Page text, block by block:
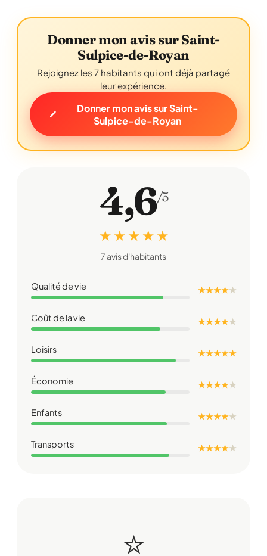
Donner mon avis sur Saint-
Sulpice-de-Royan
Rejoignez les 7 habitants qui ont déjà partagé
leur expérience.
Donner mon avis sur Saint-
Sulpice-de-Royan
4,6/5
★ ★ ★ ★ ★
7 avis d'habitants
Qualité de vie ★ ★ ★ ★★
Coût de la vie ★ ★ ★ ★★
Loisirs ★ ★ ★ ★ ★
Économie ★ ★ ★ ★★
Enfants ★ ★ ★ ★★
Transports ★ ★ ★ ★★
⭐